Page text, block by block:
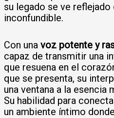
su legado se ve reflejado
inconfundible.
Con una voz potente y
capaz de transmitir una
que resuena en el
que se presenta, su
una ventana a la esencia
Su habilidad para
un ambiente íntimo